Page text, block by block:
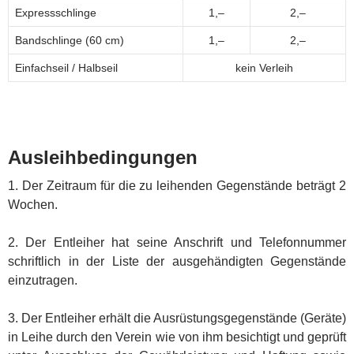
Expressschlinge 1,– 2,–
Bandschlinge (60 cm) 1,– 2,–
Einfachseil / Halbseil kein Verleih
Ausleihbedingungen
1. Der Zeitraum für die zu leihenden Gegenstände beträgt 2
Wochen.
2. Der Entleiher hat seine Anschrift und Telefonnummer
schriftlich in der Liste der ausgehändigten Gegenstände
einzutragen.
3. Der Entleiher erhält die Ausrüstungsgegenstände (Geräte)
in Leihe durch den Verein wie von ihm besichtigt und geprüft